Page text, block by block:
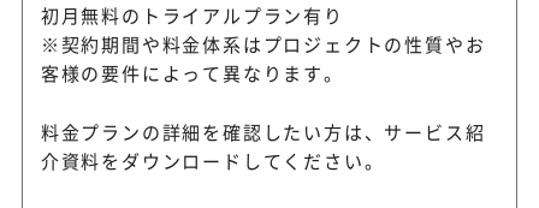
初月無料のトライアルプラン有り
※契約期間や料金体系はプロジェクトの性質やお
客様の要件によって異なります。
料金プランの詳細を確認したい方は、 サービス紹
介資料をダウンロードしてください。